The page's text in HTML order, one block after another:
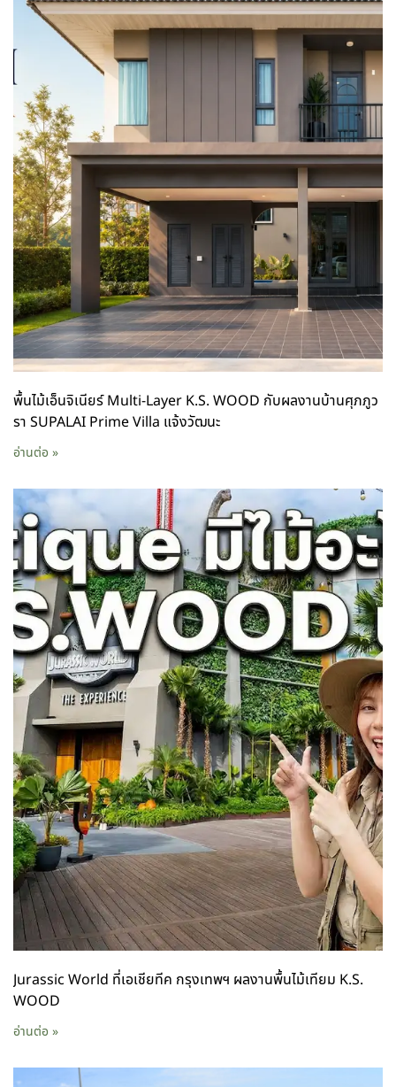
พื้นไม้เอ็นจิเนียร์ Multi-Layer K.S. WOOD กับผลงานบ้านศุภภูว
รา SUPALAI Prime Villa แจ้งวัฒนะ
อ่านต่อ »
Jurassic World ที่เอเชียทีค กรุงเทพฯ ผลงานพื้นไม้เทียม K.S.
WOOD
อ่านต่อ »